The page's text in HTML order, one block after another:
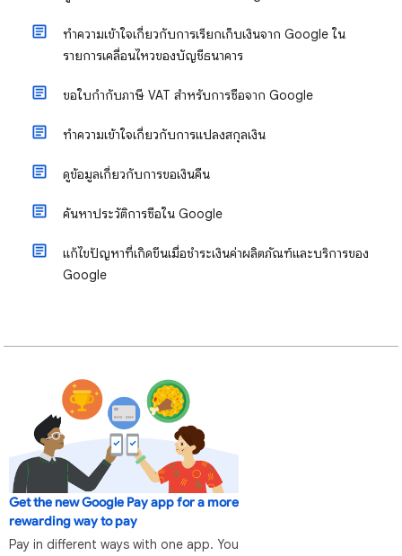
ทำความเข้าใจเกี่ยวกับการเรียกเก็บเงินจาก Google ใน
รายการเคลื่อนไหวของบัญชีธนาคาร
ขอใบกำกับภาษี VAT สำหรับการซื้อจาก Google
ทำความเข้าใจเกี่ยวกับการแปลงสกุลเงิน
ดูข้อมูลเกี่ยวกับการขอเงินคืน
ค้นหาประวัติการซื้อใน Google
แก้ไขปัญหาที่เกิดขึ้นเมื่อชำระเงินค่าผลิตภัณฑ์และบริการของ
Google
Get the new Google Pay app for a more
rewarding way to pay
Pay in different ways with one app. You